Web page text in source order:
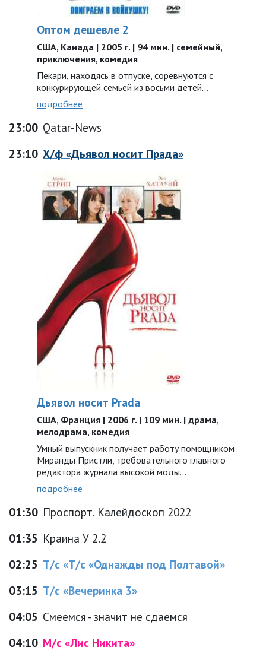
Оптом дешевле 2
США, Канада | 2005 г. | 94 мин. | семейный,
приключения, комедия
Пекари, находясь в отпуске, соревнуются с
конкурирующей семьей из восьми детей…
подробнее
23:00 Qatar-News
23:10 Х/ф «Дьявол носит Прада»
Дьявол носит Prada
США, Франция | 2006 г. | 109 мин. | драма,
мелодрама, комедия
Умный выпускник получает работу помощником
Миранды Пристли, требовательного главного
редактора журнала высокой моды…
подробнее
01:30 Проспорт. Калейдоскоп 2022
01:35 Краина У 2.2
02:25 Т/с «Т/с «Однажды под Полтавой»
03:15 Т/с «Вечеринка 3»
04:05 Смеемся - значит не сдаемся
04:10 М/с «Лис Никита»